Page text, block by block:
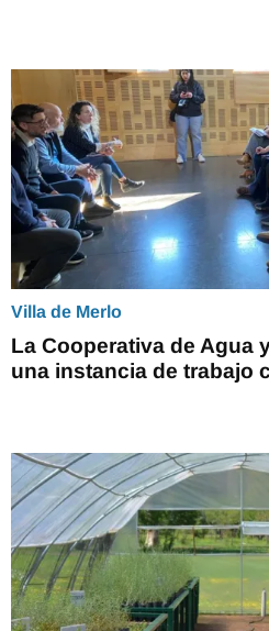
Villa de Merlo
La Cooperativa de Agua
una instancia de trabajo